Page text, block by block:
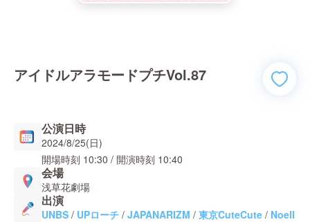
アイドルアラモードプチVol.87
公演日時
2024/8/25(日)
開場時刻 10:30 / 開演時刻 10:40
会場
浅草花劇場
出演
UNBS / UPローチ / JAPANARIZM / 東京CuteCute / Noell